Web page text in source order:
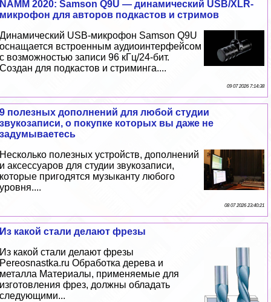
NAMM 2020: Samson Q9U — динамический USB/XLR-
микрофон для авторов подкастов и стримов
Динамический USB-микрофон Samson Q9U
оснащается встроенным аудиоинтерфейсом
с возможностью записи 96 кГц/24-бит.
Создан для подкастов и стриминга....
09 07 2026 7:14:38
9 полезных дополнений для любой студии
звукозаписи, о покупке которых вы даже не
задумываетесь
Несколько полезных устройств, дополнений
и аксессуаров для студии звукозаписи,
которые пригодятся музыканту любого
уровня....
08 07 2026 23:40:21
Из какой стали делают фрезы
Из какой стали делают фрезы
Pereosnastka.ru Обработка дерева и
металла Материалы, применяемые для
изготовления фрез, должны обладать
следующими...